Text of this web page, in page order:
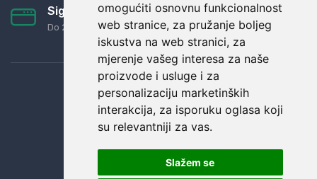
omogućiti osnovnu funkcionalnost
web stranice, za pružanje boljeg
iskustva na web stranici, za
mjerenje vašeg interesa za naše
proizvode i usluge i za
personalizaciju marketinških
interakcija, za isporuku oglasa koji
su relevantniji za vas.
Slažem se
Sigurno obročno plaćanje
Do 24 rata bez kamata